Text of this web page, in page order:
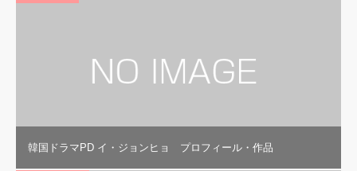
韓国ドラマPD イ・ジョンヒョ プロフィール・作品